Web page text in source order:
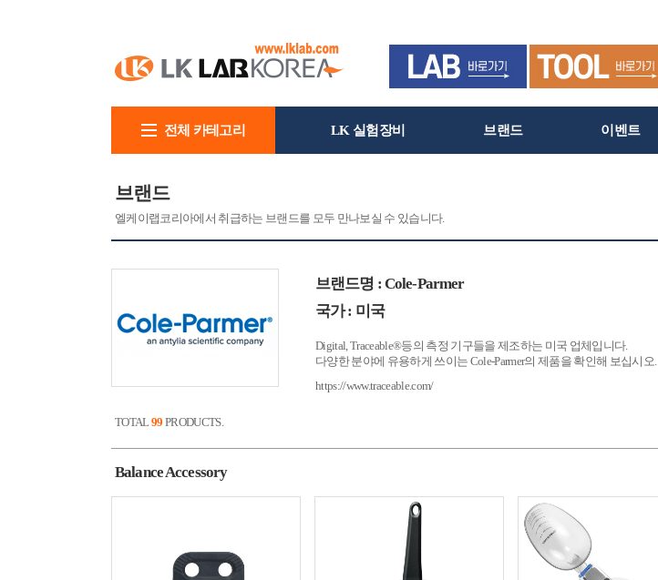
전체 카테고리 LK 실험장비 브랜드 이벤트
브랜드
엘케이랩코리아에서 취급하는 브랜드를 모두 만나보실 수 있습니다.
브랜드명 : Cole-Parmer
국가 : 미국
Digital, Traceable®등의 측정 기구들을 제조하는 미국 업체입니다.
다양한 분야에 유용하게 쓰이는 Cole-Parmer의 제품을 확인해 보십시오.
https://www.traceable.com/
TOTAL 99 PRODUCTS.
Balance Accessory